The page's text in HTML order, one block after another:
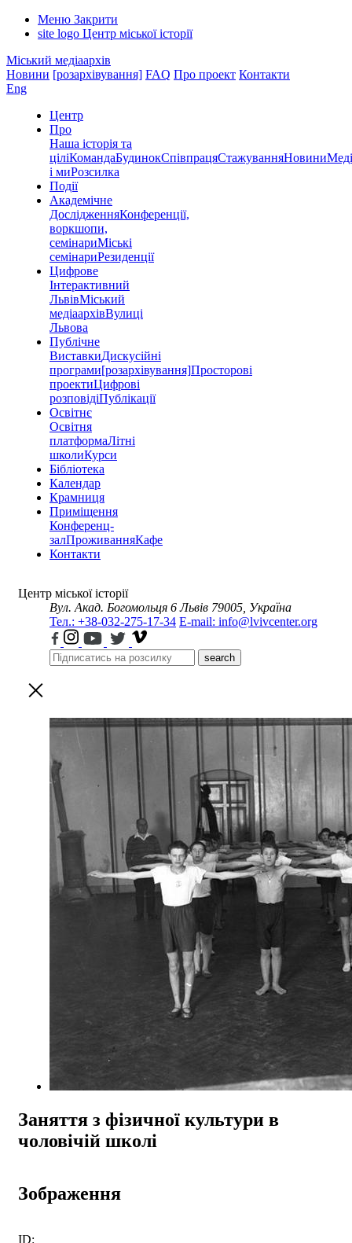
Меню Закрити
site logo Центр міської історії
Міський медіаархів
Новини [розархівування] FAQ Про проект Контакти
Eng
Центр
Про
Наша історія та
ціліКомандаБудинокСпівпрацяСтажуванняНовини
і миРозсилка
Події
Академічне
ДослідженняКонференції,
воркшопи,
семінариМіські
семінариРезиденції
Цифрове
Інтерактивний
ЛьвівМіський
медіаархівВулиці
Львова
Публічне
ВиставкиДискусійні
програми[розархівування]Просторові
проектиЦифрові
розповідіПублікації
Освітнє
Освітня
платформаЛітні
школиКурси
Бібліотека
Календар
Крамниця
Приміщення
Конференц-
залПроживанняКафе
Контакти
Центр міської історії
Вул. Акад. Богомольця 6 Львів 79005, Україна
Тел.: +38-032-275-17-34 E-mail: info@lvivcenter.org
search
Заняття з фізичної культури в
чоловічій школі
Зображення
ID: